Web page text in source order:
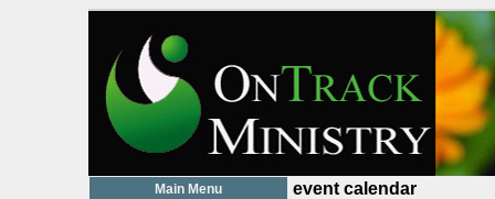
Main Menu
event calendar